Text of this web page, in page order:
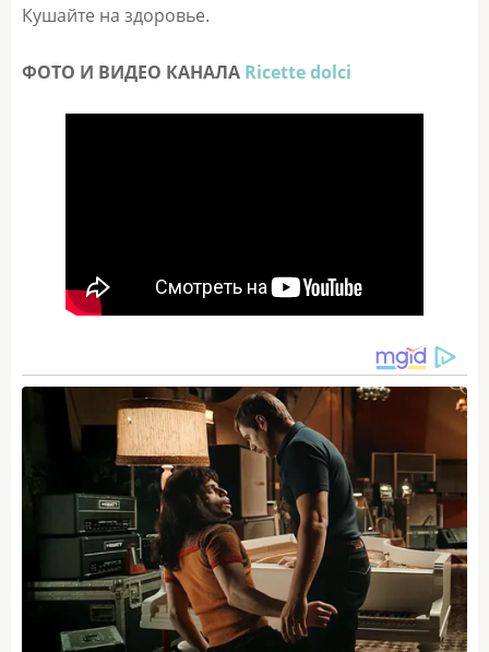
Кушайте на здоровье.
ФОТО И ВИДЕО КАНАЛА Ricette dolci